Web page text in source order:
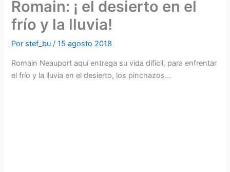
Romain: ¡ el desierto en el
frío y la lluvia!
Por stef_bu/15 agosto 2018
Romain Neauport aquí entrega su vida difícil, para enfrentar
el frío y la lluvia en el desierto, los pinchazos…